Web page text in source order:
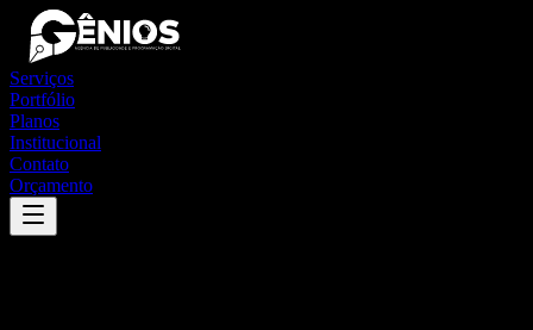
Serviços
Portfólio
Planos
Institucional
Contato
Orçamento